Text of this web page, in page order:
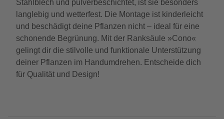
Stahlblech und pulverbeschichtet, ist sie besonders
langlebig und wetterfest. Die Montage ist kinderleicht
und beschädigt deine Pflanzen nicht – ideal für eine
schonende Begrünung. Mit der Ranksäule »Cono«
gelingt dir die stilvolle und funktionale Unterstützung
deiner Pflanzen im Handumdrehen. Entscheide dich
für Qualität und Design!